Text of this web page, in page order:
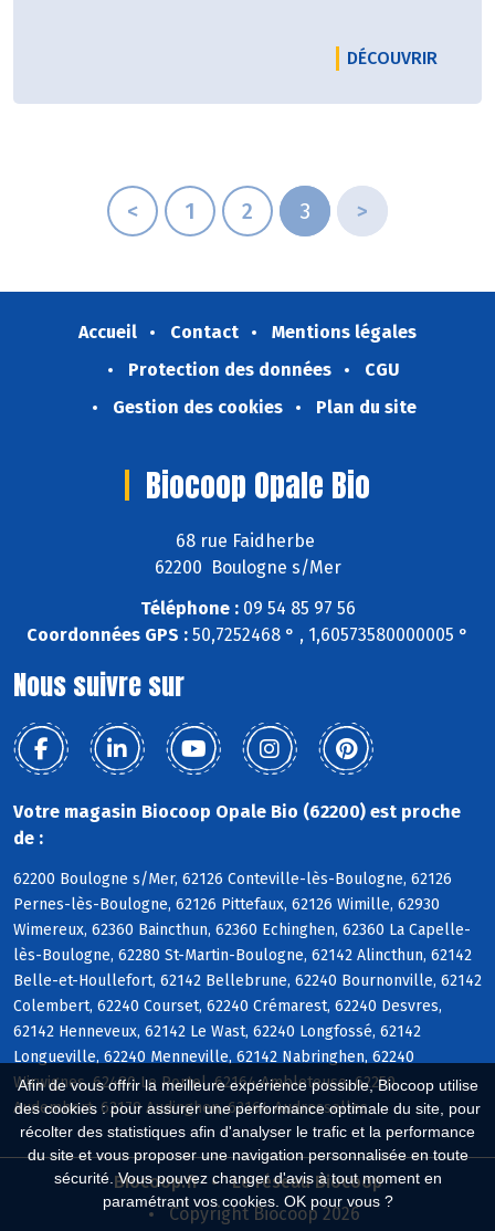
Afin de vous offrir la meilleure expérience possible, Biocoop utilise
des cookies : pour assurer une performance optimale du site, pour
récolter des statistiques afin d'analyser le trafic et la performance
du site et vous proposer une navigation personnalisée en toute
sécurité. Vous pouvez changer d'avis à tout moment en
paramétrant vos cookies. OK pour vous ?
DÉCOUVRIR
< 1 2 3 >
Accueil Contact
Mentions légales
Protection des données
CGU
Gestion des cookies
Plan du site
Biocoop Opale Bio
68 rue Faidherbe
62200 Boulogne s/Mer
Téléphone :09 54 85 97 56
Coordonnées GPS : 50,7252468 ° , 1,60573580000005 °
Nous suivre sur
Votre magasin Biocoop Opale Bio (62200) est proche
de :
62200 Boulogne s/Mer, 62126 Conteville-lès-Boulogne, 62126
Pernes-lès-Boulogne, 62126 Pittefaux, 62126 Wimille, 62930
Wimereux, 62360 Baincthun, 62360 Echinghen, 62360 La Capelle-
lès-Boulogne, 62280 St-Martin-Boulogne, 62142 Alincthun, 62142
Belle-et-Houllefort, 62142 Bellebrune, 62240 Bournonville, 62142
Colembert, 62240 Courset, 62240 Crémarest, 62240 Desvres,
62142 Henneveux, 62142 Le Wast, 62240 Longfossé, 62142
Longueville, 62240 Menneville, 62142 Nabringhen, 62240
Wirwignes, 62480 Le Portel, 62164 Ambleteuse, 62250
Audembert, 62179 Audinghen, 62164 Audresselles
Biocoop.fr
Le réseau Biocoop
Copyright Biocoop 2026